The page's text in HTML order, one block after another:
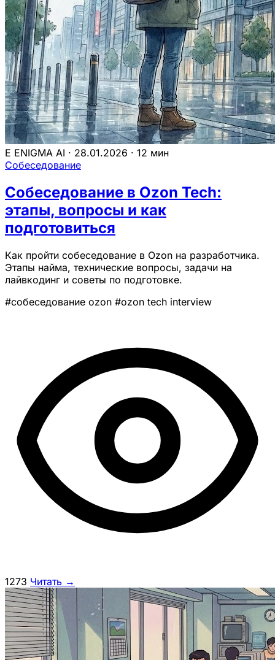
E ENIGMA AI · 28.01.2026 · 12 мин
Собеседование
Собеседование в Ozon Tech:
этапы, вопросы и как
подготовиться
Как пройти собеседование в Ozon на разработчика.
Этапы найма, технические вопросы, задачи на
лайвкодинг и советы по подготовке.
#собеседование ozon #ozon tech interview
1273 Читать →